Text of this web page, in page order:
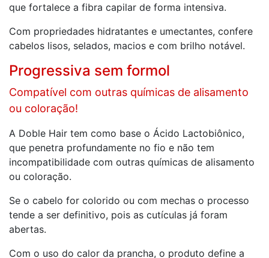
que fortalece a fibra capilar de forma intensiva.
Com propriedades hidratantes e umectantes, confere
cabelos lisos, selados, macios e com brilho notável.
Progressiva sem formol
Compatível com outras químicas de alisamento
ou coloração!
A Doble Hair tem como base o Ácido Lactobiônico,
que penetra profundamente no fio e não tem
incompatibilidade com outras químicas de alisamento
ou coloração.
Se o cabelo for colorido ou com mechas o processo
tende a ser definitivo, pois as cutículas já foram
abertas.
Com o uso do calor da prancha, o produto define a